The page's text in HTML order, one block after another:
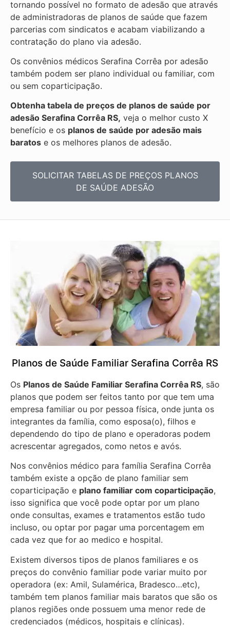
tornando possível no formato de adesão que através
de administradoras de planos de saúde que fazem
parcerias com sindicatos e acabam viabilizando a
contratação do plano via adesão.
Os convênios médicos Serafina Corrêa por adesão
também podem ser plano individual ou familiar, com
ou sem coparticipação.
Obtenha tabela de preços de planos de saúde por
adesão Serafina Corrêa RS, veja o melhor custo X
benefício e os planos de saúde por adesão mais
baratos e os melhores planos de adesão.
SOLICITAR TABELAS DE PREÇOS PLANOS
DE SAÚDE ADESÃO
Planos de Saúde Familiar Serafina Corrêa RS
Os Planos de Saúde Familiar Serafina Corrêa RS, são
planos que podem ser feitos tanto por que tem uma
empresa familiar ou por pessoa física, onde junta os
integrantes da família, como esposa(o), filhos e
dependendo do tipo de plano e operadoras podem
acrescentar agregados, como netos e avós.
Nos convênios médico para família Serafina Corrêa
também existe a opção de plano familiar sem
coparticipação e plano familiar com coparticipação,
isso significa que você pode optar por um plano
onde consultas, exames e tratamentos estão tudo
incluso, ou optar por pagar uma porcentagem em
cada vez que for ao medico e hospital.
Existem diversos tipos de planos familiares e os
preços do convênio familiar pode variar muito por
operadora (ex: Amil, Sulamérica, Bradesco…etc),
também tem planos familiar mais baratos que são os
planos regiões onde possuem uma menor rede de
credenciados (médicos, hospitais e clínicas).